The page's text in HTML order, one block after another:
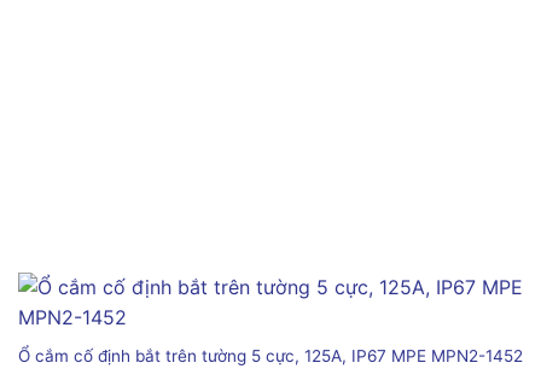
Ổ cắm cố định bắt trên tường 5 cực, 125A, IP67 MPE MPN2-1452